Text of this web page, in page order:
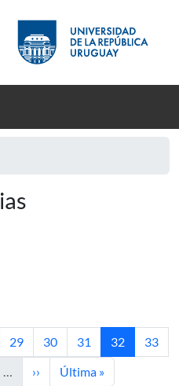
Página
29 Página
30 Página
31 Página
32
33
… Siguiente página
›› Última página
Última »